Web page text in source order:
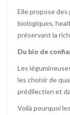
Elle propose
biologiques,
préservant la
Du bio de
Les
les choisir de
prédilection et
Voilà pourquoi